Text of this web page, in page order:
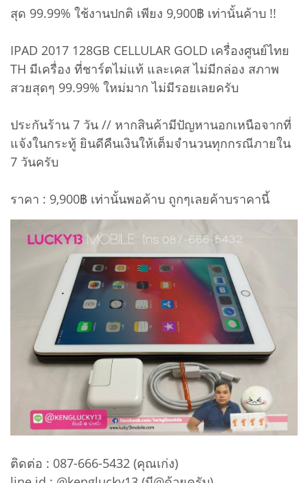
สุด 99.99% ใช้งานปกติ เพียง 9,900฿ เท่านั้นค้าบ !!
IPAD 2017 128GB CELLULAR GOLD เครื่องศูนย์ไทย
TH มีเครื่อง ที่ชาร์ตไม่แท้ และเคส ไม่มีกล่อง สภาพ
สวยสุดๆ 99.99% ใหม่มาก ไม่มีรอยเลยครับ
ประกันร้าน 7 วัน // หากสินค้ามีปัญหานอกเหนือจากที่
แจ้งในกระทู้ ยินดีคืนเงินให้เต็มจำนวนทุกกรณีภายใน
7 วันครับ
ราคา : 9,900฿ เท่านั้นพอค้าบ ถูกๆเลยค้าบราคานี้
ติดต่อ : 087-666-5432 (คุณเก่ง)